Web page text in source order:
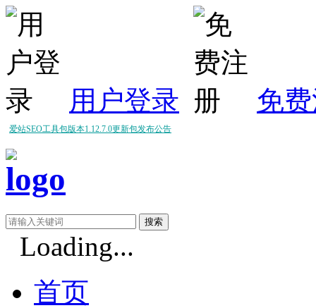
用户登录 免
爱站SEO工具包版本1.12.7.0更新包发布公告
爱站SEO工具包版本1.12.5.0更新包发布公告
Loading...
首页